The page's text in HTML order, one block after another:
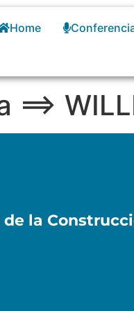
Home
==>
la